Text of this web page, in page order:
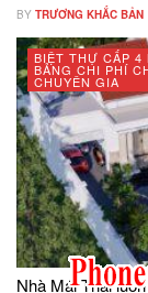
BY TRƯƠNG KHẮC BẢN
BIỆT THỰ CẤP 4
BẢNG CHI PHÍ
CHUYÊN GIA
Nhà Mái Thái